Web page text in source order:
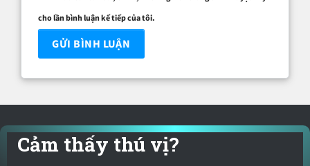
cho lần bình luận kế tiếp của tôi.
Cảm thấy thú vị?